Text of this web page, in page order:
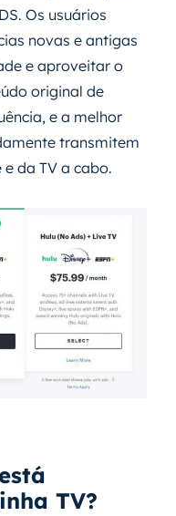
Os usuários
novas e antigas
e aproveitar o
original de
e a melhor
transmitem
da TV a cabo.
TV?